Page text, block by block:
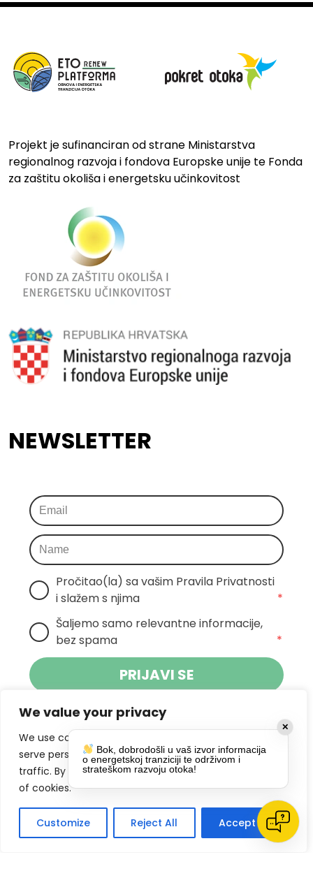
We value your privacy
We use cookies to enhance your browsing experience,
serve personalized ads or content, and analyze our
traffic. By clicking "Accept All", you consent to our use
of cookies.
Customize Reject All Accept All
Projekt je sufinanciran od strane Ministarstva
regionalnog razvoja i fondova Europske unije te Fonda
za zaštitu okoliša i energetsku učinkovitost
NEWSLETTER
Pročitao(la) sa vašim Pravila Privatnosti
i slažem s njima
*
Šaljemo samo relevantne informacije,
bez spama
*
PRIJAVI SE
Klikom na gumb dajete suglasnost za
primanje novosti Pokreta Otoka te se
slažete spolitikom privatnosti.
DRUŠTVENE MREŽE
✕
Bok, dobrodošli u vaš izvor informacija
o energetskoj tranziciji te održivom i
strateškom razvoju otoka!